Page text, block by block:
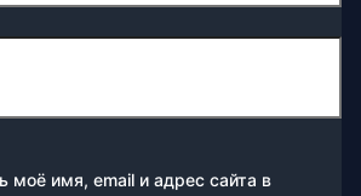
моё имя, email и адрес сайта в